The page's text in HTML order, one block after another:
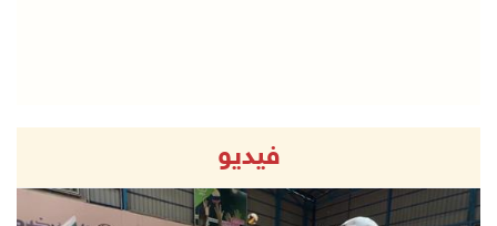
فيديو